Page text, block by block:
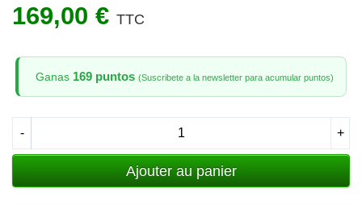
169,00 € TTC
Ganas 169 puntos (Suscribete a la newsletter para acumular puntos)
- +
Ajouter au panier